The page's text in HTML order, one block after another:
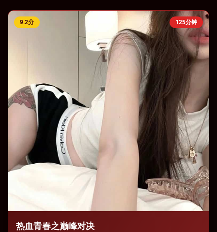
125分钟
9.2分
热血青春之巅峰对决